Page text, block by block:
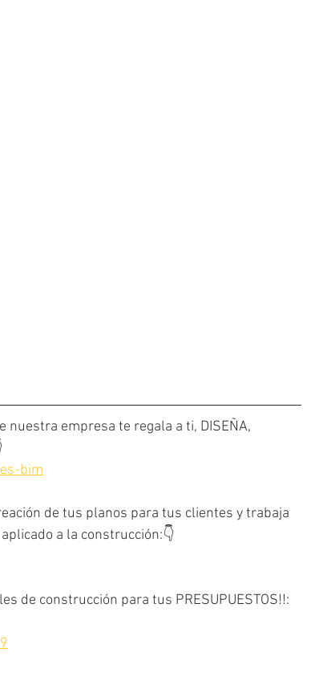
nuestra empresa te regala a ti, DISEÑA,
bim
de tus planos para tus clientes y trabaja
a la construcción:👇
de construcción para tus PRESUPUESTOS!!: